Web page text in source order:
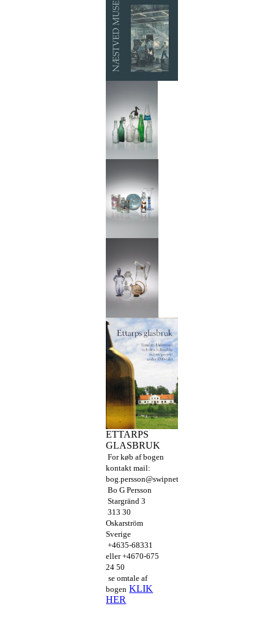
ETTARPS
GLASBRUK
For køb af bogen
kontakt mail:
bog.persson@swipnet.se
Bo G Persson
Stargränd 3
313 30
Oskarström
Sverige
+4635-68331
eller +4670-675
24 50
se omtale af
bogen KLIK
HER